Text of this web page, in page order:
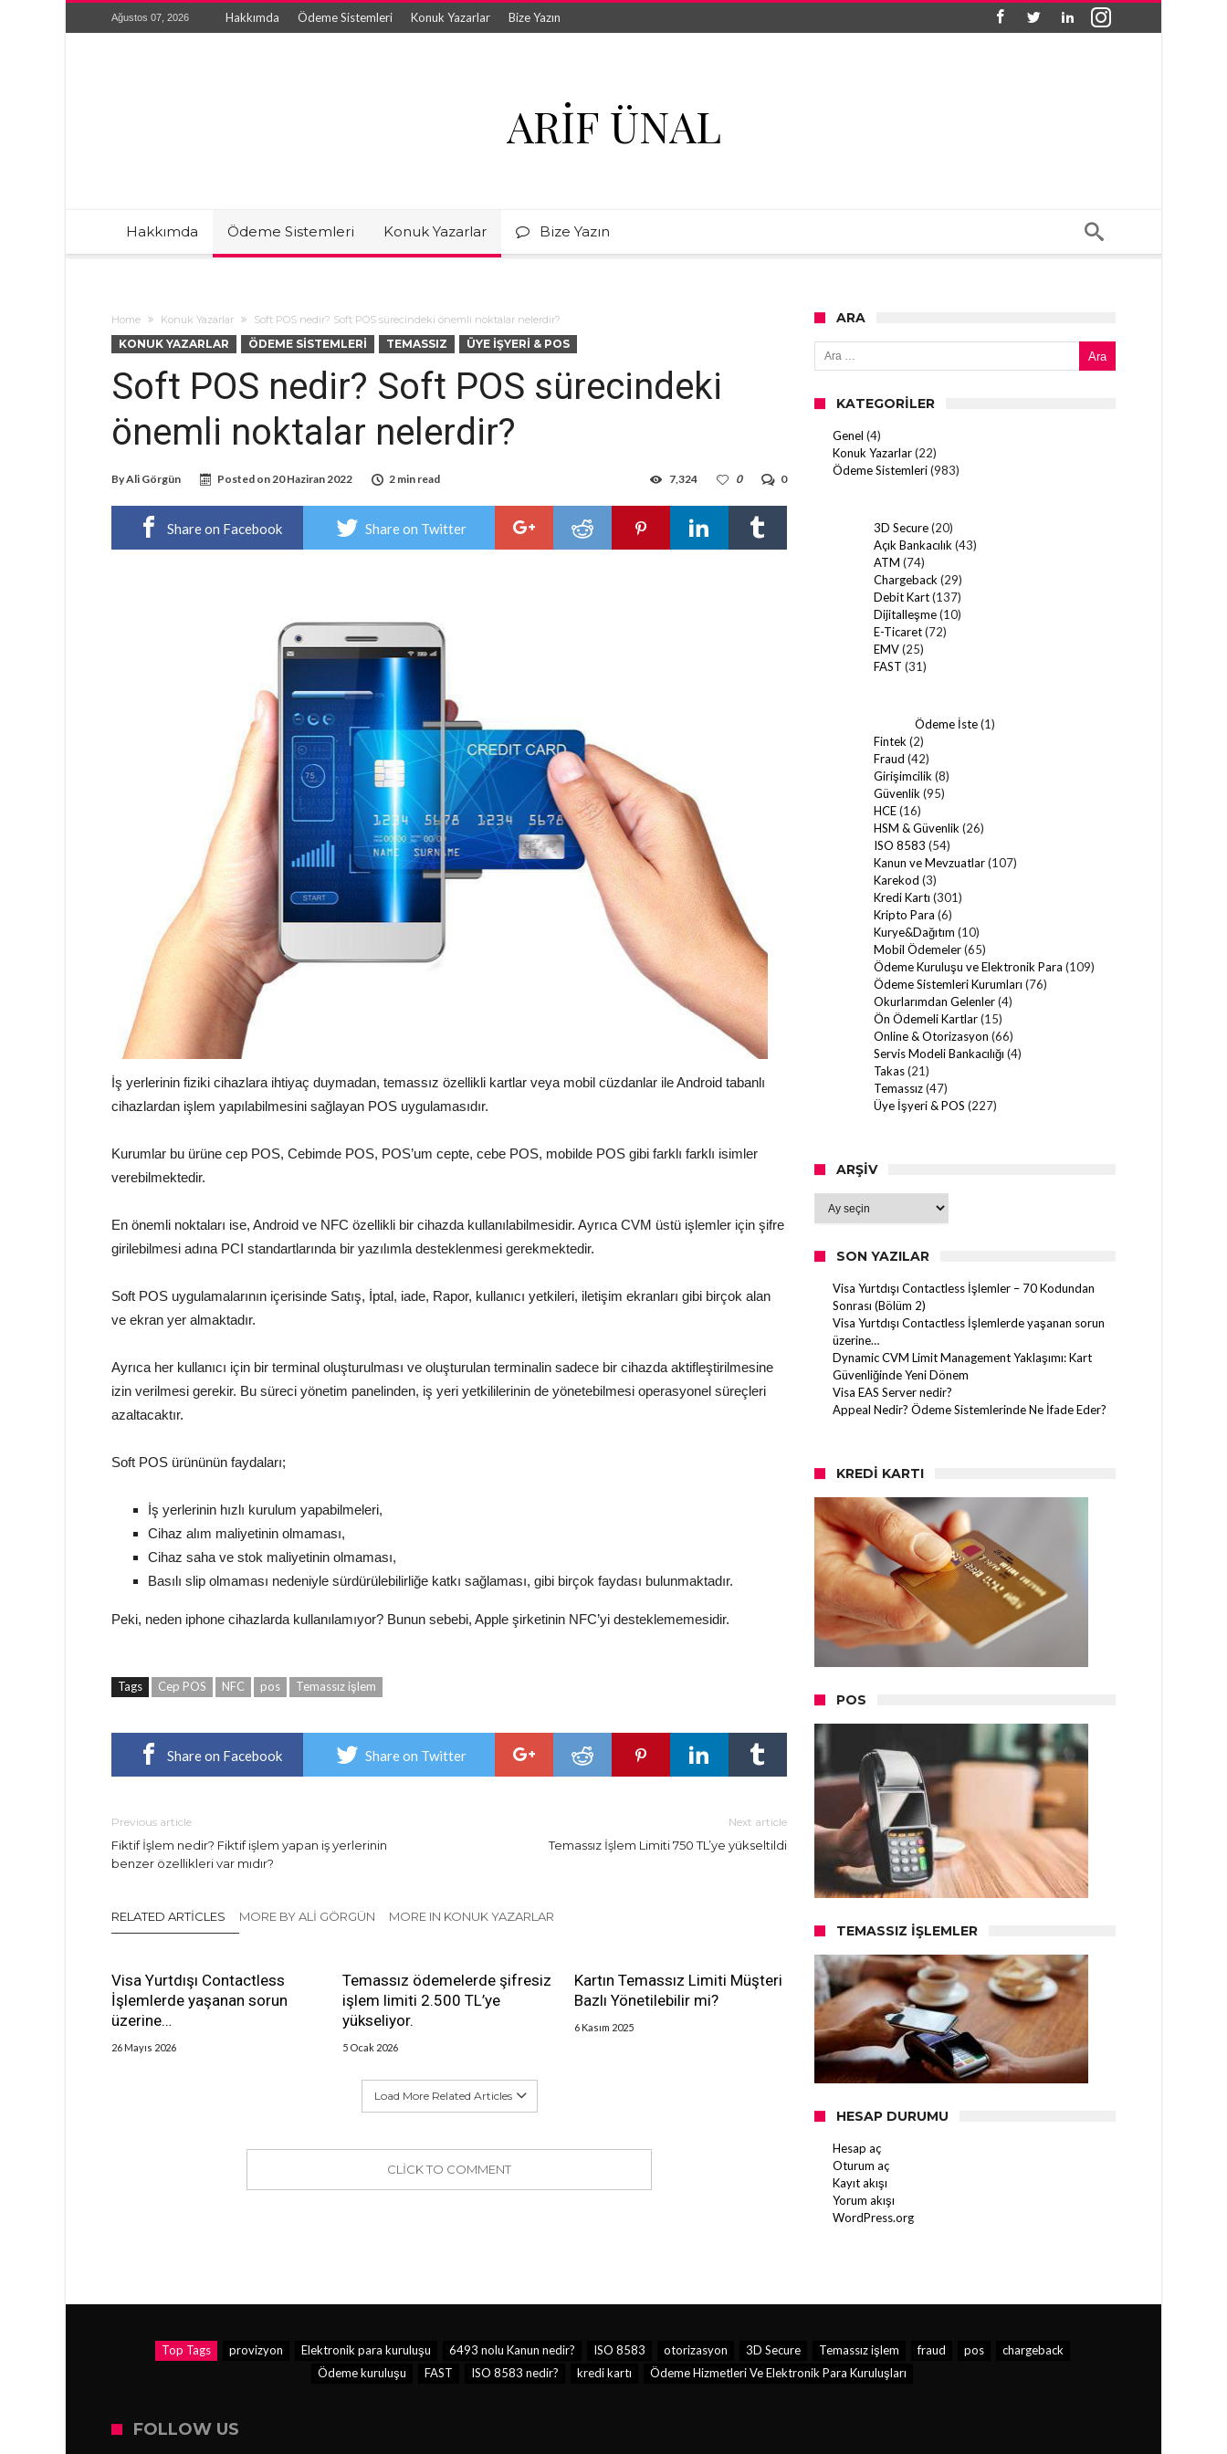
Ağustos 07, 2026 Hakkımda Ödeme Sistemleri Konuk Yazarlar Bize Yazın
ARIF ÜNAL
Hakkımda Ödeme Sistemleri Konuk Yazarlar Bize Yazın
Home Konuk Yazarlar Soft POS nedir? Soft POS sürecindeki önemli noktalar nelerdir?
KONUK YAZARLAR ÖDEME SISTEMLERI TEMASSIZ ÜYE İŞYERI & POS
Soft POS nedir? Soft POS sürecindeki
önemli noktalar nelerdir?
ByAli Görgün Posted on20 Haziran 2022 2 min read 0
0
7,324
Share on Facebook Share on Twitter
İş yerlerinin fiziki cihazlara ihtiyaç duymadan, temassız özellikli kartlar veya mobil cüzdanlar ile Android tabanlı
cihazlardan işlem yapılabilmesini sağlayan POS uygulamasıdır.
Kurumlar bu ürüne cep POS, Cebimde POS, POS’um cepte, cebe POS, mobilde POS gibi farklı farklı isimler
verebilmektedir.
En önemli noktaları ise, Android ve NFC özellikli bir cihazda kullanılabilmesidir. Ayrıca CVM üstü işlemler için şifre
girilebilmesi adına PCI standartlarında bir yazılımla desteklenmesi gerekmektedir.
Soft POS uygulamalarının içerisinde Satış, İptal, iade, Rapor, kullanıcı yetkileri, iletişim ekranları gibi birçok alan
ve ekran yer almaktadır.
Ayrıca her kullanıcı için bir terminal oluşturulması ve oluşturulan terminalin sadece bir cihazda aktifleştirilmesine
izin verilmesi gerekir. Bu süreci yönetim panelinden, iş yeri yetkililerinin de yönetebilmesi operasyonel süreçleri
azaltacaktır.
Soft POS ürününün faydaları;
İş yerlerinin hızlı kurulum yapabilmeleri,
Cihaz alım maliyetinin olmaması,
Cihaz saha ve stok maliyetinin olmaması,
Basılı slip olmaması nedeniyle sürdürülebilirliğe katkı sağlaması, gibi birçok faydası bulunmaktadır.
Peki, neden iphone cihazlarda kullanılamıyor? Bunun sebebi, Apple şirketinin NFC’yi desteklememesidir.
Tags Cep POS NFC pos Temassız işlem
Share on Facebook Share on Twitter
Previous article
Fiktif İşlem nedir? Fiktif işlem yapan iş yerlerinin
benzer özellikleri var mıdır?
Next article
Temassız İşlem Limiti 750 TL’ye yükseltildi
RELATED ARTICLES MORE BY ALI GÖRGÜN MORE IN KONUK YAZARLAR
Visa Yurtdışı Contactless
İşlemlerde yaşanan sorun
üzerine…
26 Mayıs 2026
Temassız ödemelerde şifresiz
işlem limiti 2.500 TL’ye
yükseliyor.
5 Ocak 2026
Kartın Temassız Limiti Müşteri
Bazlı Yönetilebilir mi?
6 Kasım 2025
Load More Related Articles
CLICK TO COMMENT
ARA
Arama:
KATEGORILER
Genel (4)
Konuk Yazarlar(22)
Ödeme Sistemleri(983)
3D Secure(20)
Açık Bankacılık (43)
ATM (74)
Chargeback (29)
Debit Kart(137)
Dijitalleşme(10)
E-Ticaret(72)
EMV(25)
FAST (31)
Ödeme İste(1)
Fintek (2)
Fraud (42)
Girişimcilik (8)
Güvenlik (95)
HCE(16)
HSM & Güvenlik (26)
ISO 8583 (54)
Kanun ve Mevzuatlar(107)
Karekod (3)
Kredi Kartı (301)
Kripto Para (6)
Kurye&Dağıtım (10)
Mobil Ödemeler(65)
Ödeme Kuruluşu ve Elektronik Para (109)
Ödeme Sistemleri Kurumları (76)
Okurlarımdan Gelenler(4)
Ön Ödemeli Kartlar(15)
Online & Otorizasyon (66)
Servis Modeli Bankacılığı (4)
Takas(21)
Temassız(47)
Üye İşyeri & POS (227)
ARŞIV
SON YAZILAR
Visa Yurtdışı Contactless İşlemler – 70 Kodundan
Sonrası (Bölüm 2)
Visa Yurtdışı Contactless İşlemlerde yaşanan sorun
üzerine…
Dynamic CVM Limit Management Yaklaşımı: Kart
Güvenliğinde Yeni Dönem
Visa EAS Server nedir?
Appeal Nedir? Ödeme Sistemlerinde Ne İfade Eder?
KREDI KARTI
POS
TEMASSIZ İŞLEMLER
HESAP DURUMU
Hesap aç
Oturum aç
Kayıt akışı
Yorum akışı
WordPress.org
Top Tags provizyon Elektronik para kuruluşu 6493 nolu Kanun nedir? ISO 8583 otorizasyon 3D Secure Temassız işlem fraud pos
chargeback
Ödeme kuruluşu
FAST ISO 8583 nedir? kredi kartı Ödeme Hizmetleri Ve Elektronik Para Kuruluşları
FOLLOW US